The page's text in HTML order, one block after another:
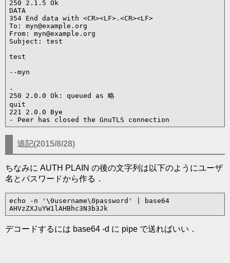
250 2.1.5 Ok
DATA
354 End data with <CR><LF>.<CR><LF>
To: myn@example.org
From: myn@example.org
Subject: test
test
--myn
.
250 2.0.0 Ok: queued as 略
quit
221 2.0.0 Bye
追記(2015/8/28)
ちなみに AUTH PLAIN の後の文字列は以下のようにユーザ
名とパスワードから作る．
echo -n '\0username\0password' | base64
デコードするには base64 -d に pipe で送ればいい．